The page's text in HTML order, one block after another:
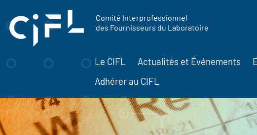
Comité Interprofessionnel
des Fournisseurs du Laboratoire
Le CIFL Actualités et Événements
Adhérer au CIFL